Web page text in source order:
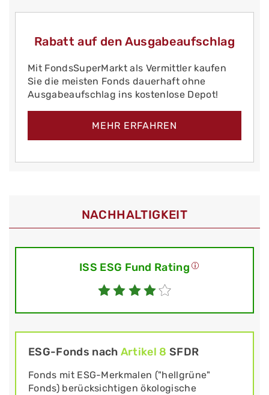
Rabatt auf den Ausgabeaufschlag
Mit FondsSuperMarkt als Vermittler kaufen
Sie die meisten Fonds dauerhaft ohne
Ausgabeaufschlag ins kostenlose Depot!
MEHR ERFAHREN
NACHHALTIGKEIT
ISS ESG Fund Rating
ESG-Fonds nach Artikel 8 SFDR
Fonds mit ESG-Merkmalen ("hellgrüne"
Fonds) berücksichtigen ökologische